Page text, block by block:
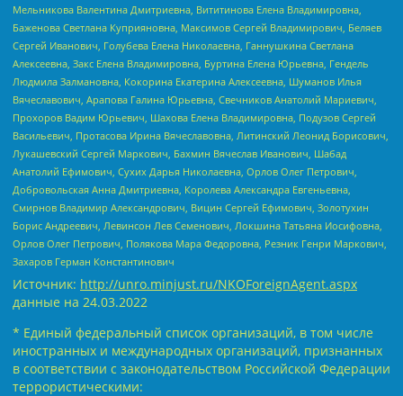
Мельникова Валентина Дмитриевна, Вититинова Елена Владимировна,
Баженова Светлана Куприяновна, Максимов Сергей Владимирович, Беляев
Сергей Иванович, Голубева Елена Николаевна, Ганнушкина Светлана
Алексеевна, Закс Елена Владимировна, Буртина Елена Юрьевна, Гендель
Людмила Залмановна, Кокорина Екатерина Алексеевна, Шуманов Илья
Вячеславович, Арапова Галина Юрьевна, Свечников Анатолий Мариевич,
Прохоров Вадим Юрьевич, Шахова Елена Владимировна, Подузов Сергей
Васильевич, Протасова Ирина Вячеславовна, Литинский Леонид Борисович,
Лукашевский Сергей Маркович, Бахмин Вячеслав Иванович, Шабад
Анатолий Ефимович, Сухих Дарья Николаевна, Орлов Олег Петрович,
Добровольская Анна Дмитриевна, Королева Александра Евгеньевна,
Смирнов Владимир Александрович, Вицин Сергей Ефимович, Золотухин
Борис Андреевич, Левинсон Лев Семенович, Локшина Татьяна Иосифовна,
Орлов Олег Петрович, Полякова Мара Федоровна, Резник Генри Маркович,
Захаров Герман Константинович
Источник: http://unro.minjust.ru/NKOForeignAgent.aspx
данные на 24.03.2022
* Единый федеральный список организаций, в том числе
иностранных и международных организаций, признанных
в соответствии с законодательством Российской Федерации
террористическими: